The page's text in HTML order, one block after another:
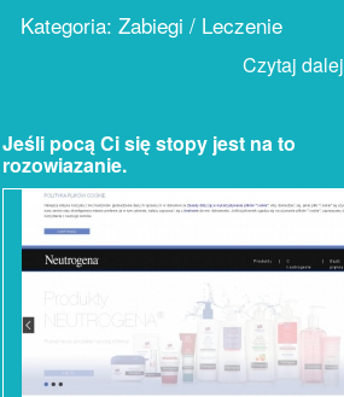
Kategoria: Zabiegi / Leczenie
Czytaj
Jeśli pocą Ci się stopy jest na to
rozowiazanie.